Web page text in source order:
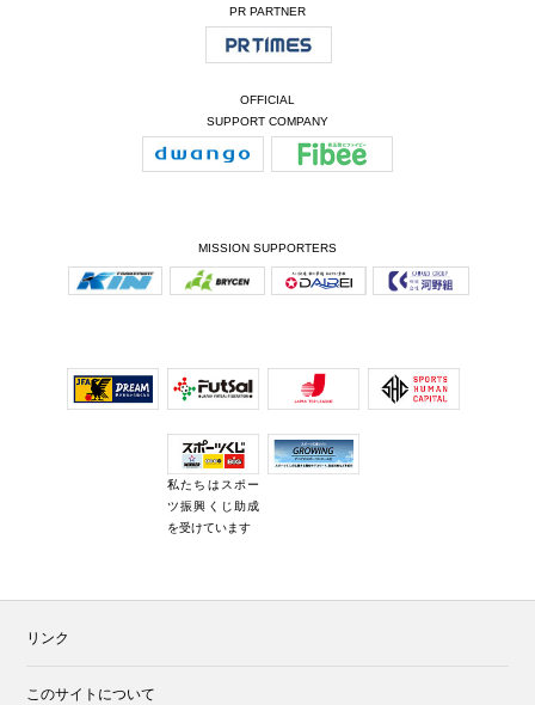
PR PARTNER
OFFICIAL
SUPPORT COMPANY
MISSION SUPPORTERS
私たちはスポー
ツ振興くじ助成
を受けています
リンク
このサイトについて